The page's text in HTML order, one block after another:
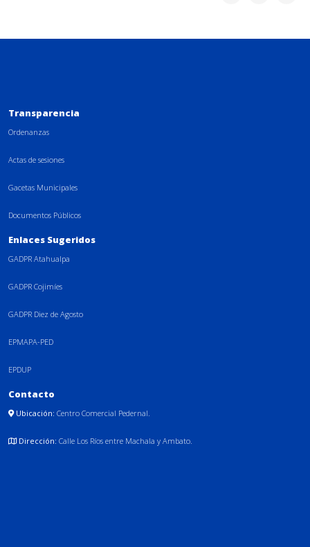
Transparencia
Ordenanzas
Actas de sesiones
Gacetas Municipales
Documentos Públicos
Enlaces Sugeridos
GADPR Atahualpa
GADPR Cojimíes
GADPR Diez de Agosto
EPMAPA-PED
EPDUP
Contacto
Ubicación: Centro Comercial Pedernal.
Dirección: Calle Los Ríos entre Machala y Ambato.